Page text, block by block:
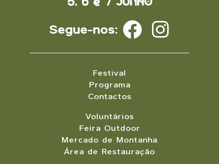
Segue-nos:
Festival
Programa
Contactos
Voluntários
Feira Outdoor
Mercado de Montanha
Área de Restauração